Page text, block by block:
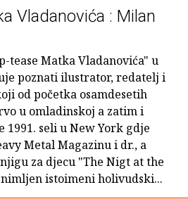
Vladanovića : Milan
tease Matka Vladanovića" u
poznati ilustrator, redatelj i
od početka osamdesetih
u omladinskoj a zatim i
1991. seli u New York gdje
Metal Magazinu i dr., a
za djecu "The Nigt at the
istoimeni holivudski...